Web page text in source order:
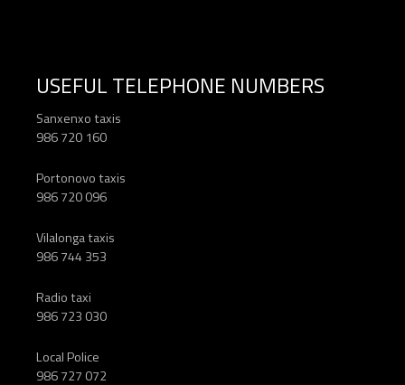
USEFUL TELEPHONE NUMBERS
Sanxenxo taxis
986 720 160
Portonovo taxis
986 720 096
Vilalonga taxis
986 744 353
Radio taxi
986 723 030
Local Police
986 727 072